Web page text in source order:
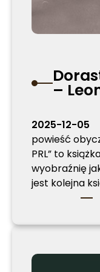
–
2025-12-05
powieść
PRL” to
wyobraźnię
jest kolejna